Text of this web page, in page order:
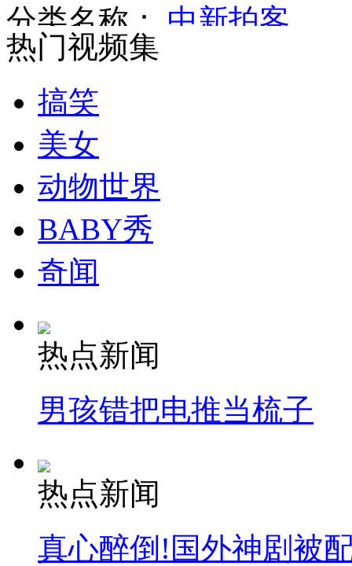
媒体曝拜登曾反复劝阻安倍参拜
北京铁路局：三天退火车票40多万张
网友拟除夕查岗假日办：就是看看你上班没
山西运城恶犬咬伤多人 警民合力深夜将其击毙
女孩北京地铁殴打老人 痛下狠手拳打脚踢
无痛分娩是否安全 医生回应
分类名称： 中新拍客
热门视频集
搞笑
美女
动物世界
BABY秀
奇闻
热点新闻
男孩错把电推当梳子
热点新闻
真心醉倒!国外神剧被